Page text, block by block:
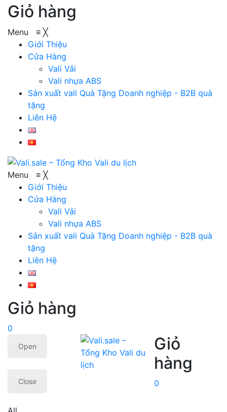
Giỏ hàng
Menu ≡ ╳
Giới Thiệu
Cửa Hàng
Vali Vải
Vali nhựa ABS
Sản xuất vali Quà Tặng Doanh nghiệp - B2B quà
tặng
Liên Hệ
Menu ≡ ╳
Giới Thiệu
Cửa Hàng
Vali Vải
Vali nhựa ABS
Sản xuất vali Quà Tặng Doanh nghiệp - B2B quà
tặng
Liên Hệ
Giỏ hàng
0
Open
Close
Giỏ
hàng
0